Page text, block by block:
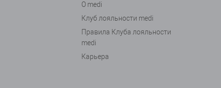
О medi
Клуб лояльности medi
Правила Клуба лояльности
medi
Карьера